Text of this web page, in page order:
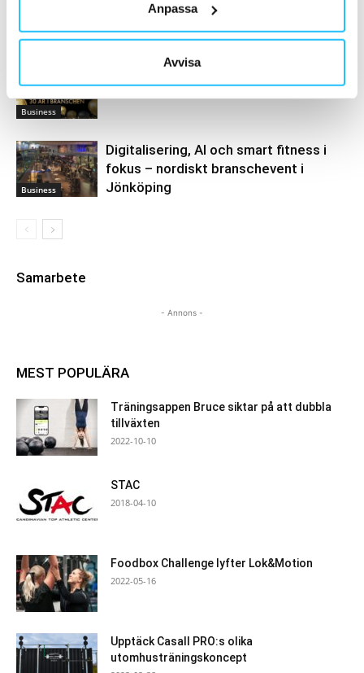
Anpassa
Avvisa
Business
frukost efter träningspasset
Business
CMS Nordic firar 30 år med
branschevent på Loka Brunn
Business
Digitalisering, AI och smart fitness i
fokus – nordiskt branschevent i
Jönköping
Samarbete
- Annons -
MEST POPULÄRA
Träningsappen Bruce siktar på att dubbla
tillväxten
2022-10-10
STAC
2018-04-10
Foodbox Challenge lyfter Lok&Motion
2022-05-16
Upptäck Casall PRO:s olika
utomhusträningskoncept